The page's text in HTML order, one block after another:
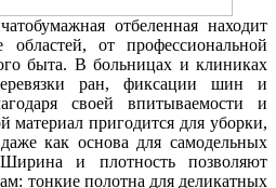
отбеленная находит
от профессиональной
быта. В больницах и клиниках
ран, фиксации шин и
своей впитываемости и
материал пригодится для уборки,
как основа для самодельных
и плотность позволяют
тонкие полотна для деликатных